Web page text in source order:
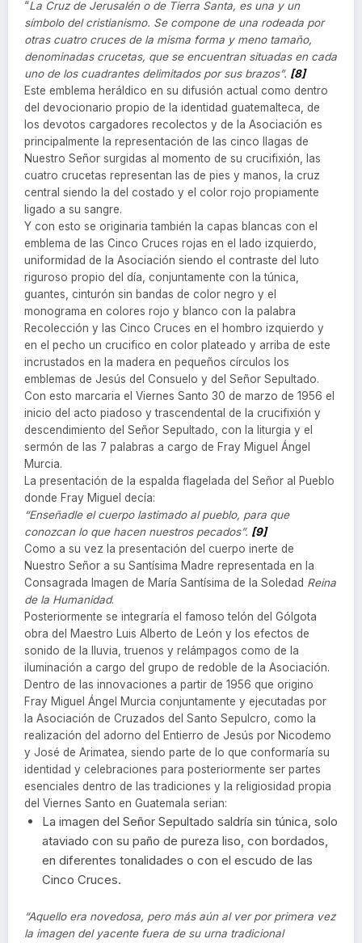
“La Cruz de Jerusalén o de Tierra Santa, es una y un
símbolo del cristianismo. Se compone de una rodeada por
otras cuatro cruces de la misma forma y meno tamaño,
denominadas crucetas, que se encuentran situadas en cada
uno de los cuadrantes delimitados por sus brazos”. [8]
Este emblema heráldico en su difusión actual como dentro
del devocionario propio de la identidad guatemalteca, de
los devotos cargadores recolectos y de la Asociación es
principalmente la representación de las cinco llagas de
Nuestro Señor surgidas al momento de su crucifixión, las
cuatro crucetas representan las de pies y manos, la cruz
central siendo la del costado y el color rojo propiamente
ligado a su sangre.
Y con esto se originaria también la capas blancas con el
emblema de las Cinco Cruces rojas en el lado izquierdo,
uniformidad de la Asociación siendo el contraste del luto
riguroso propio del día, conjuntamente con la túnica,
guantes, cinturón sin bandas de color negro y el
monograma en colores rojo y blanco con la palabra
Recolección y las Cinco Cruces en el hombro izquierdo y
en el pecho un crucifico en color plateado y arriba de este
incrustados en la madera en pequeños círculos los
emblemas de Jesús del Consuelo y del Señor Sepultado.
Con esto marcaria el Viernes Santo 30 de marzo de 1956 el
inicio del acto piadoso y trascendental de la crucifixión y
descendimiento del Señor Sepultado, con la liturgia y el
sermón de las 7 palabras a cargo de Fray Miguel Ángel
Murcia.
La presentación de la espalda flagelada del Señor al Pueblo
donde Fray Miguel decía:
“Enseñadle el cuerpo lastimado al pueblo, para que
conozcan lo que hacen nuestros pecados”. [9]
Como a su vez la presentación del cuerpo inerte de
Nuestro Señor a su Santísima Madre representada en la
Consagrada Imagen de María Santísima de la Soledad Reina
de la Humanidad.
Posteriormente se integraría el famoso telón del Gólgota
obra del Maestro Luis Alberto de León y los efectos de
sonido de la lluvia, truenos y relámpagos como de la
iluminación a cargo del grupo de redoble de la Asociación.
Dentro de las innovaciones a partir de 1956 que origino
Fray Miguel Ángel Murcia conjuntamente y ejecutadas por
la Asociación de Cruzados del Santo Sepulcro, como la
realización del adorno del Entierro de Jesús por Nicodemo
y José de Arimatea, siendo parte de lo que conformaría su
identidad y celebraciones para posteriormente ser partes
esenciales dentro de las tradiciones y la religiosidad propia
del Viernes Santo en Guatemala serian:
La imagen del Señor Sepultado saldría sin túnica, solo
ataviado con su paño de pureza liso, con bordados,
en diferentes tonalidades o con el escudo de las
Cinco Cruces.
“Aquello era novedosa, pero más aún al ver por primera vez
la imagen del yacente fuera de su urna tradicional